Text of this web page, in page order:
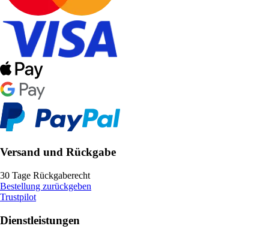
Versand und Rückgabe
30 Tage Rückgaberecht
Bestellung zurückgeben
Trustpilot
Dienstleistungen